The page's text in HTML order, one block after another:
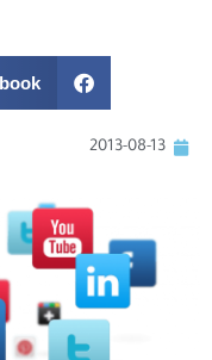
2013-08-13